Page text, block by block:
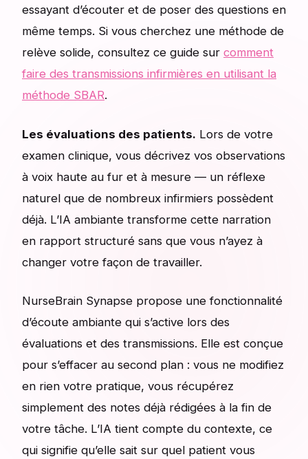
essayant d’écouter et de poser des questions en
même temps. Si vous cherchez une méthode de
relève solide, consultez ce guide sur comment
faire des transmissions infirmières en utilisant la
méthode SBAR.
Les évaluations des patients. Lors de votre
examen clinique, vous décrivez vos observations
à voix haute au fur et à mesure — un réflexe
naturel que de nombreux infirmiers possèdent
déjà. L’IA ambiante transforme cette narration
en rapport structuré sans que vous n’ayez à
changer votre façon de travailler.
NurseBrain Synapse propose une fonctionnalité
d’écoute ambiante qui s’active lors des
évaluations et des transmissions. Elle est conçue
pour s’effacer au second plan : vous ne modifiez
en rien votre pratique, vous récupérez
simplement des notes déjà rédigées à la fin de
votre tâche. L’IA tient compte du contexte, ce
qui signifie qu’elle sait sur quel patient vous